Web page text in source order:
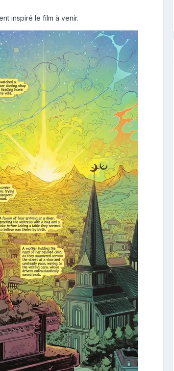
inspiré le film à venir.